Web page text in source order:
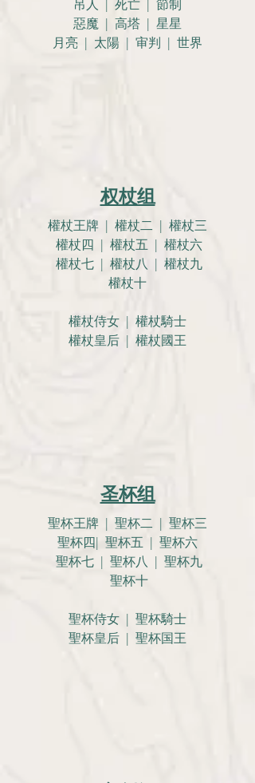
吊人 | 死亡 | 節制
惡魔 | 高塔 | 星星
月亮 | 太陽 | 审判 | 世界
权杖组
權杖王牌 | 權杖二 | 權杖三
權杖四 | 權杖五 | 權杖六
權杖七 | 權杖八 | 權杖九
權杖十
權杖侍女 | 權杖騎士
權杖皇后 | 權杖國王
圣杯组
聖杯王牌 | 聖杯二 | 聖杯三
聖杯四| 聖杯五 | 聖杯六
聖杯七 | 聖杯八 | 聖杯九
聖杯十
聖杯侍女 | 聖杯騎士
聖杯皇后 | 聖杯国王